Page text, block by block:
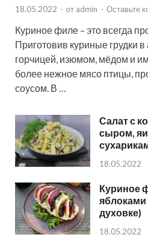
18.05.2022 - от admin - Оставьте
Куриное филе – это всегда
Приготовив куриные грудки
горчицей, изюмом, мёдом и
более нежное мясо птицы,
соусом. В …
Салат с
сыром,
18.05.2022
Куриное
яблоками
духовке)
18.05.2022